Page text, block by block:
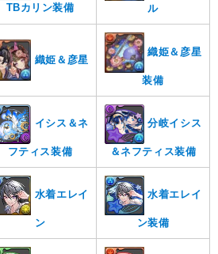
TBカリン装備 ル
織姫＆彦星
織姫＆彦星
装備
イシス＆ネ
フティス装備
分岐イシス
＆ネフティス装備
水着エレイ
ン
水着エレイ
ン装備